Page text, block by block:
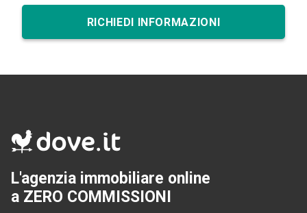
RICHIEDI INFORMAZIONI
L'agenzia immobiliare online
a ZERO COMMISSIONI